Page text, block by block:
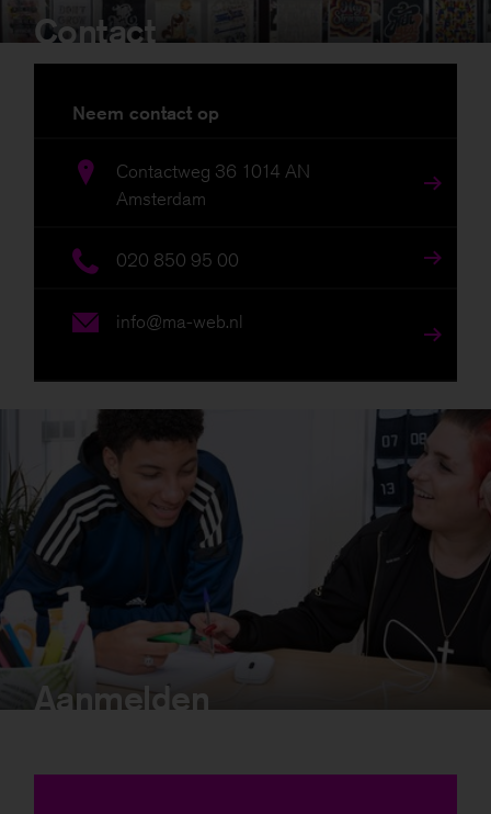
Contact
Neem contact op
Contactweg 36 1014 AN
Amsterdam
020 850 95 00
info@ma-web.nl
Aanmelden